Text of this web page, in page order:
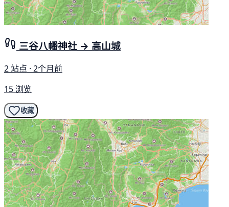
三谷八幡神社 → 高山城
2 站点 · 2个月前
15 浏览
收藏